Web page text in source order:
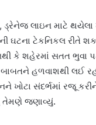
લાઇન માટે થયેલા
ઘટના ટેકનિકલ રીતે
કે શહેરમાં સતત ભુવા
હળવાશથી લઈ
ખોટા સંદર્ભમાં રજૂ
તેમણે જણાવ્યું.